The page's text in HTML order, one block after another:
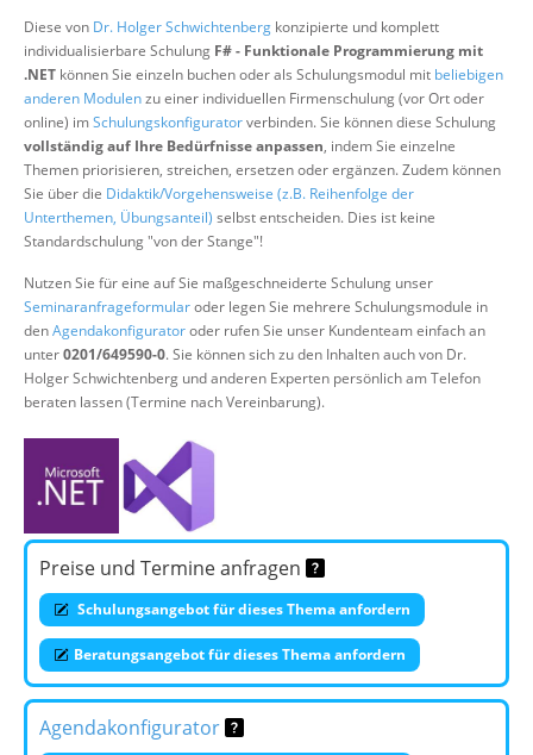
Suche
Diese von Dr. Holger Schwichtenberg konzipierte und komplett
individualisierbare Schulung F# - Funktionale Programmierung mit
.NET können Sie einzeln buchen oder als Schulungsmodul mit beliebigen
anderen Modulenzu einer individuellen Firmenschulung (vor Ort oder
online) imSchulungskonfiguratorverbinden. Sie können diese Schulung
vollständig auf Ihre Bedürfnisse anpassen, indem Sie einzelne
Themen priorisieren, streichen, ersetzen oder ergänzen. Zudem können
Sie über die Didaktik/Vorgehensweise (z.B. Reihenfolge der
Unterthemen, Übungsanteil) selbst entscheiden. Dies ist keine
Standardschulung "von der Stange"!
Nutzen Sie für eine auf Sie maßgeschneiderte Schulung unser
Seminaranfrageformularoder legen Sie mehrere Schulungsmodule in
denAgendakonfiguratoroder rufen Sie unser Kundenteam einfach an
unter0201/649590-0. Sie können sich zu den Inhalten auch von Dr.
Holger Schwichtenberg und anderen Experten persönlich am Telefon
beraten lassen (Termine nach Vereinbarung).
Preise und Termine anfragen
Schulungsangebot für dieses Thema anfordern
Beratungsangebot für dieses Thema anfordern
Agendakonfigurator